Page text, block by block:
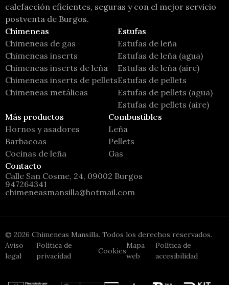
calefacción eficientes, seguras y con el mejor servicio
postventa de Burgos.
Chimeneas
Chimeneas de gas
Chimeneas inserts
Chimeneas inserts de leña
Chimeneas inserts de pellets
Chimeneas metálicas
Estufas
Estufas de leña
Estufas de leña (agua)
Estufas de leña (aire)
Estufas de pellets
Estufas de pellets (agua)
Estufas de pellets (aire)
Más productos
Hornos y asadores
Barbacoas
Cocinas de leña
Combustibles
Leña
Pellets
Gas
Contacto
Calle San Cosme, 24, 09002 Burgos
947264341
chimeneasmansilla@hotmail.com
© 2026 Chimeneas Mansilla. Todos los derechos reservados.
Aviso
legal
Política de
privacidad
Cookies
Mapa
web
Política de
accesibilidad